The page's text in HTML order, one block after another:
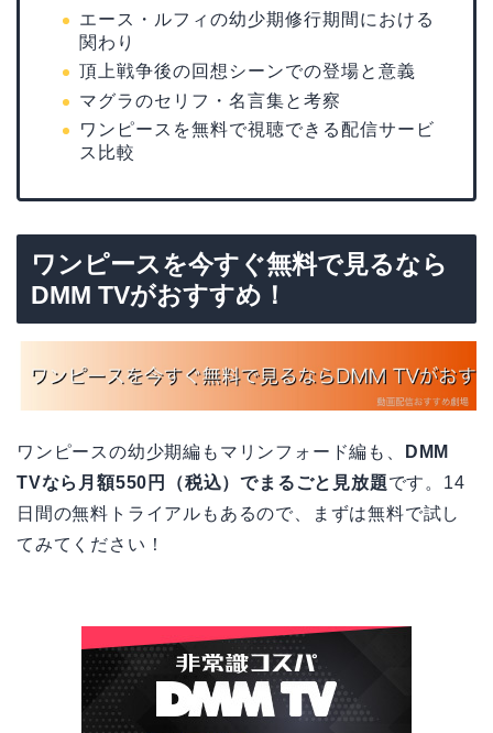
エース・ルフィの幼少期修行期間における
関わり
頂上戦争後の回想シーンでの登場と意義
マグラのセリフ・名言集と考察
ワンピースを無料で視聴できる配信サービ
ス比較
ワンピースを今すぐ無料で見るなら
DMM TVがおすすめ！
ワンピースの幼少期編もマリンフォード編も、
DMM
TVなら月額550円（税込）でまるごと見放題です。14
日間の無料トライアルもあるので、まずは無料で試し
てみてください！